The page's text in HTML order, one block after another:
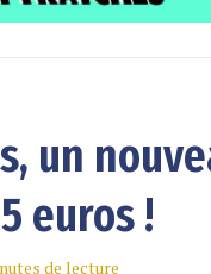
un
euros !
de lecture